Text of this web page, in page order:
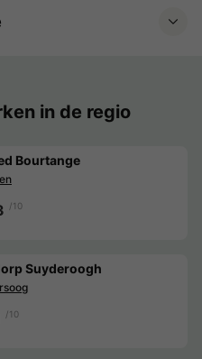
in de regio
Bourtange
/10
Suyderoogh
/10